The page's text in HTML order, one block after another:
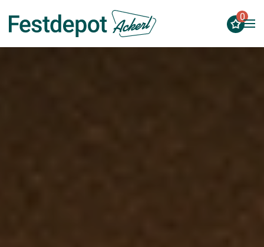
Zum Hauptinhalt springen
0